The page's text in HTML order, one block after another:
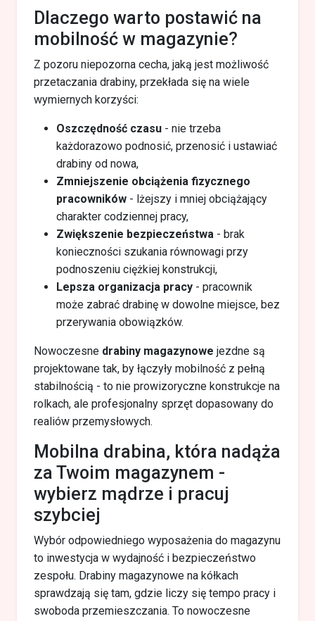
Dlaczego warto postawić na
mobilność w magazynie?
Z pozoru niepozorna cecha, jaką jest możliwość
przetaczania drabiny, przekłada się na wiele
wymiernych korzyści:
Oszczędność czasu - nie trzeba
każdorazowo podnosić, przenosić i ustawiać
drabiny od nowa,
Zmniejszenie obciążenia fizycznego
pracowników - lżejszy i mniej obciążający
charakter codziennej pracy,
Zwiększenie bezpieczeństwa - brak
konieczności szukania równowagi przy
podnoszeniu ciężkiej konstrukcji,
Lepsza organizacja pracy - pracownik
może zabrać drabinę w dowolne miejsce, bez
przerywania obowiązków.
Nowoczesne drabiny magazynowe jezdne są
projektowane tak, by łączyły mobilność z pełną
stabilnością - to nie prowizoryczne konstrukcje na
rolkach, ale profesjonalny sprzęt dopasowany do
realiów przemysłowych.
Mobilna drabina, która nadąża
za Twoim magazynem -
wybierz mądrze i pracuj
szybciej
Wybór odpowiedniego wyposażenia do magazynu
to inwestycja w wydajność i bezpieczeństwo
zespołu. Drabiny magazynowe na kółkach
sprawdzają się tam, gdzie liczy się tempo pracy i
swoboda przemieszczania. To nowoczesne